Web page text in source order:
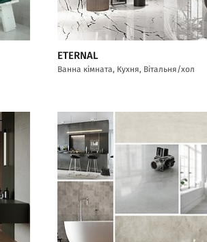
ETERNAL
Ванна кімната, Кухня, Вітальня/хол